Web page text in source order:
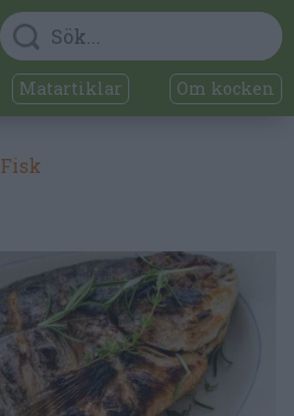
Matartiklar Om kocken
Fisk